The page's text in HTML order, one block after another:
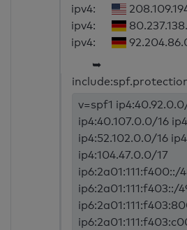
ipv4:
ipv4:
ipv4:
➥
v=spf1
ip4:40.107.0.0/16
ip4:52.102.0.0/16
ip4:104.47.0.0/17
ip6:2a01:111:f400::/
ip6:2a01:111:f403::/